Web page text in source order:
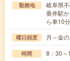
勤務地
岐阜県
垂井駅
ら車10
曜日頻度 月～金
時間 8：30～